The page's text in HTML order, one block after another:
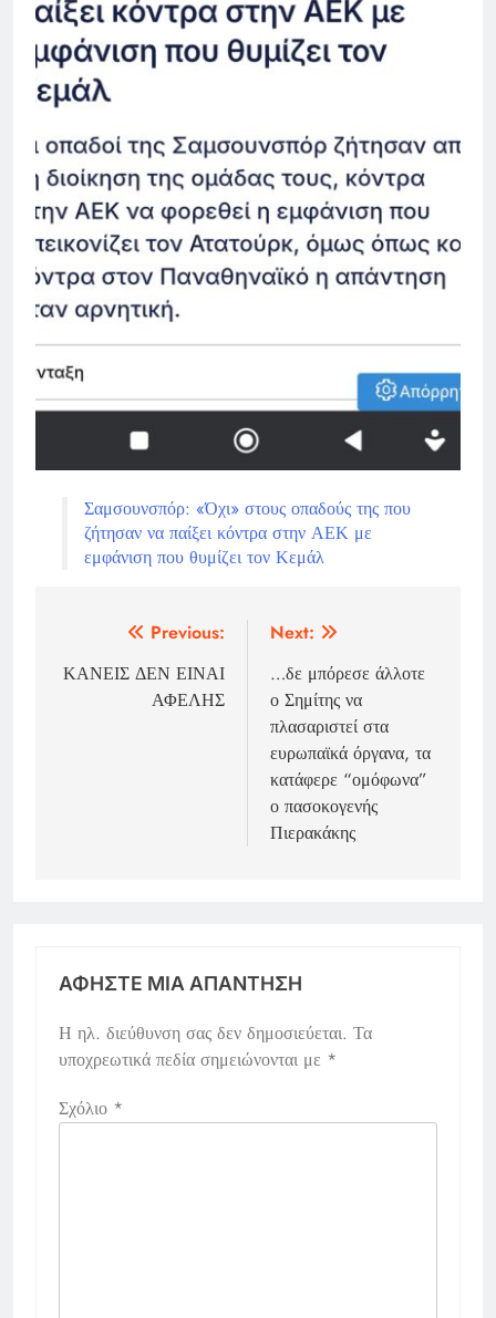
Σαμσουνσπόρ: «Όχι» στους οπαδούς της που
ζήτησαν να παίξει κόντρα στην ΑΕΚ με
εμφάνιση που θυμίζει τον Κεμάλ
Πλοήγηση
άρθρων
Previous:
ΚΑΝΕΙΣ ΔΕΝ ΕΙΝΑΙ
ΑΦΕΛΗΣ
Next:
…δε μπόρεσε άλλοτε
ο Σημίτης να
πλασαριστεί στα
ευρωπαϊκά όργανα, τα
κατάφερε “ομόφωνα”
ο πασοκογενής
Πιερακάκης
ΑΦΉΣΤΕ ΜΙΑ ΑΠΆΝΤΗΣΗ
Η ηλ. διεύθυνση σας δεν δημοσιεύεται. Τα
υποχρεωτικά πεδία σημειώνονται με *
Σχόλιο *